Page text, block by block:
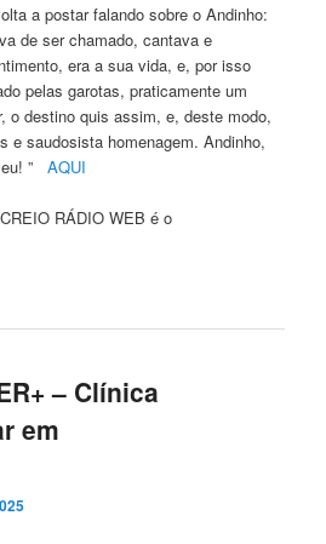
a postar falando sobre o Andinho:
de ser chamado, cantava e
era a sua vida, e, por isso
pelas garotas, praticamente um
o destino quis assim, e, deste modo,
e saudosista homenagem. Andinho,
”AQUI
RÁDIO WEB é o
– Clínica
em